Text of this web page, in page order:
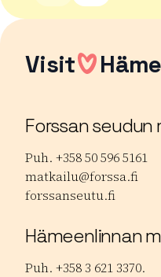
Visit Häme
Forssan
Puh. +358 50 596 5161
matkailu@forssa.fi
forssanseutu.fi
Hämeenlinnan
Puh. +358 3 621 3370.